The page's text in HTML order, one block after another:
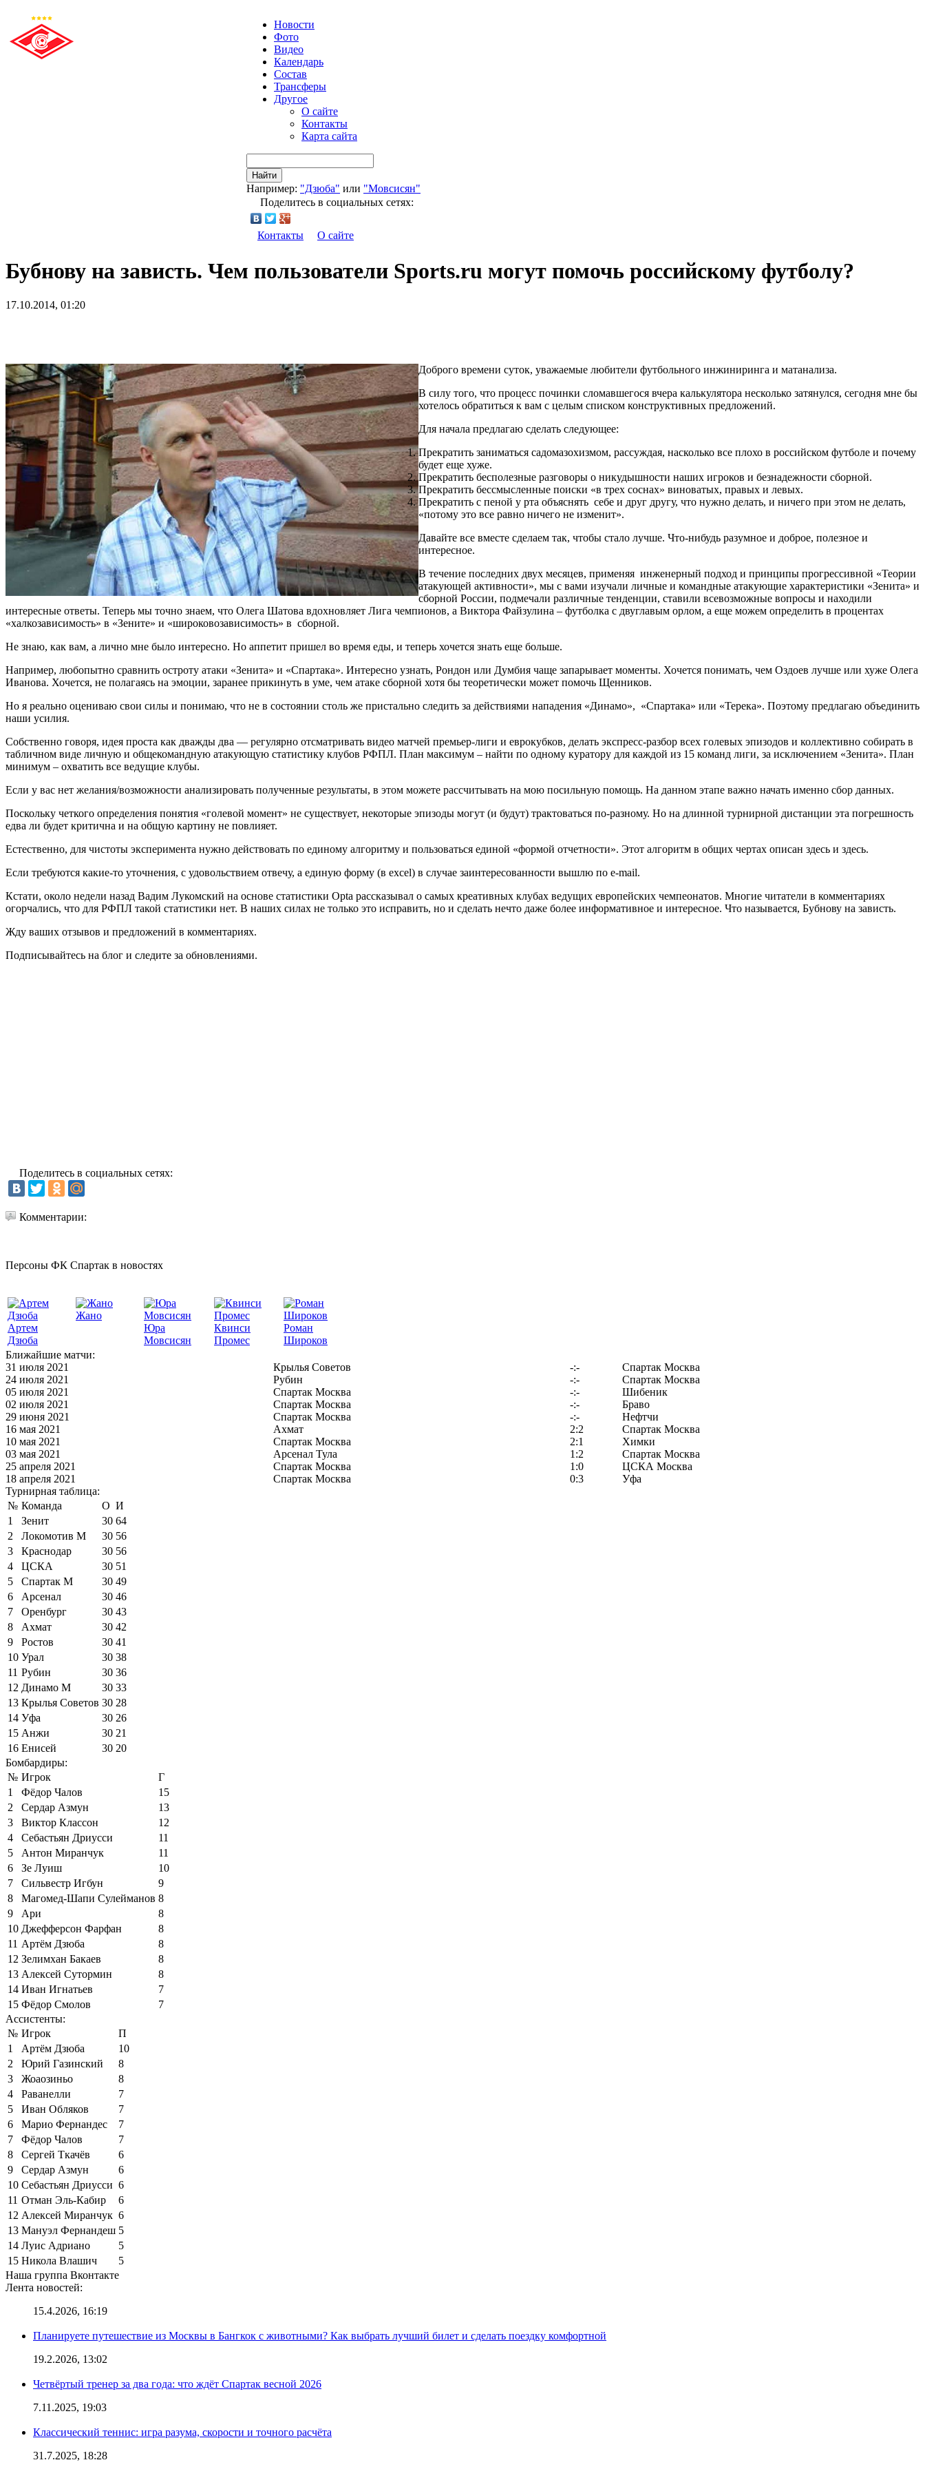
Новости
Фото
Видео
Календарь
Состав
Трансферы
Другое
О сайте
Контакты
Карта сайта
Найти
Например: "Дзюба" или "Мовсисян"
Поделитесь в социальных сетях:
Контакты О сайте
Бубнову на зависть. Чем пользователи Sports.ru могут помочь российскому футболу?
17.10.2014, 01:20
Доброго времени суток, уважаемые любители футбольного инжиниринга и матанализа.
В силу того, что процесс починки сломавшегося вчера калькулятора несколько затянулся, сегодня мне бы
хотелось обратиться к вам с целым списком конструктивных предложений.
Для начала предлагаю сделать следующее:
Прекратить заниматься садомазохизмом, рассуждая, насколько все плохо в российском футболе и почему
будет еще хуже.
Прекратить бесполезные разговоры о никудышности наших игроков и безнадежности сборной.
Прекратить бессмысленные поиски «в трех соснах» виноватых, правых и левых.
Прекратить с пеной у рта объяснять себе и друг другу, что нужно делать, и ничего при этом не делать,
«потому это все равно ничего не изменит».
Давайте все вместе сделаем так, чтобы стало лучше. Что-нибудь разумное и доброе, полезное и
интересное.
В течение последних двух месяцев, применяя инженерный подход и принципы прогрессивной «Теории
атакующей активности», мы с вами изучали личные и командные атакующие характеристики «Зенита» и
сборной России, подмечали различные тенденции, ставили всевозможные вопросы и находили
интересные ответы. Теперь мы точно знаем, что Олега Шатова вдохновляет Лига чемпионов, а Виктора Файзулина – футболка с двуглавым орлом, а еще можем определить в процентах
«халкозависимость» в «Зените» и «широковозависимость» в сборной.
Не знаю, как вам, а лично мне было интересно. Но аппетит пришел во время еды, и теперь хочется знать еще больше.
Например, любопытно сравнить остроту атаки «Зенита» и «Спартака». Интересно узнать, Рондон или Думбия чаще запарывает моменты. Хочется понимать, чем Оздоев лучше или хуже Олега
Иванова. Хочется, не полагаясь на эмоции, заранее прикинуть в уме, чем атаке сборной хотя бы теоретически может помочь Щенников.
Но я реально оцениваю свои силы и понимаю, что не в состоянии столь же пристально следить за действиями нападения «Динамо», «Спартака» или «Терека». Поэтому предлагаю объединить
наши усилия.
Собственно говоря, идея проста как дважды два — регулярно отсматривать видео матчей премьер-лиги и еврокубков, делать экспресс-разбор всех голевых эпизодов и коллективно собирать в
табличном виде личную и общекомандную атакующую статистику клубов РФПЛ. План максимум – найти по одному куратору для каждой из 15 команд лиги, за исключением «Зенита». План
минимум – охватить все ведущие клубы.
Если у вас нет желания/возможности анализировать полученные результаты, в этом можете рассчитывать на мою посильную помощь. На данном этапе важно начать именно сбор данных.
Поскольку четкого определения понятия «голевой момент» не существует, некоторые эпизоды могут (и будут) трактоваться по-разному. Но на длинной турнирной дистанции эта погрешность
едва ли будет критична и на общую картину не повлияет.
Естественно, для чистоты эксперимента нужно действовать по единому алгоритму и пользоваться единой «формой отчетности». Этот алгоритм в общих чертах описан здесь и здесь.
Если требуются какие-то уточнения, с удовольствием отвечу, а единую форму (в excel) в случае заинтересованности вышлю по e-mail.
Кстати, около недели назад Вадим Лукомский на основе статистики Opta рассказывал о самых креативных клубах ведущих европейских чемпеонатов. Многие читатели в комментариях
огорчались, что для РФПЛ такой статистики нет. В наших силах не только это исправить, но и сделать нечто даже более информативное и интересное. Что называется, Бубнову на зависть.
Жду ваших отзывов и предложений в комментариях.
Подписывайтесь на блог и следите за обновлениями.
Поделитесь в социальных сетях:
Комментарии:
Персоны ФК Спартак в новостях
Артем
Дзюба
Жано
Юра
Мовсисян
Квинси
Промес
Роман
Широков
Ближайшие матчи:
31 июля 2021
Крылья Советов -:-
Спартак Москва
24 июля 2021
Рубин -:-
Спартак Москва
05 июля 2021
Спартак Москва -:-
Шибеник
02 июля 2021
Спартак Москва -:-
Браво
29 июня 2021
Спартак Москва -:-
Нефтчи
16 мая 2021
Ахмат 2:2
Спартак Москва
10 мая 2021
Спартак Москва 2:1
Химки
03 мая 2021
Арсенал Тула 1:2
Спартак Москва
25 апреля 2021
Спартак Москва 1:0
ЦСКА Москва
18 апреля 2021
Спартак Москва 0:3
Уфа
Турнирная таблица:
№ Команда О И
1
Зенит 30 64
2
Локомотив М 30 56
3
Краснодар 30 56
4
ЦСКА 30 51
5
Спартак М 30 49
6
Арсенал 30 46
7
Оренбург 30 43
8
Ахмат 30 42
9
Ростов 30 41
10 Урал 30 38
11 Рубин 30 36
12 Динамо М 30 33
13 Крылья Советов 30 28
14 Уфа 30 26
15 Анжи 30 21
16 Енисей 30 20
Бомбардиры:
№ Игрок
Г
1
Фёдор Чалов
15
2
Сердар Азмун
13
3
Виктор Классон
12
4
Себастьян Дриусси
11
5
Антон Миранчук
11
6
Зе Луиш
10
7
Сильвестр Игбун
9
8
Магомед-Шапи Сулейманов 8
9
Ари
8
10 Джефферсон Фарфан
8
11 Артём Дзюба
8
12 Зелимхан Бакаев
8
13 Алексей Сутормин
8
14 Иван Игнатьев
7
15 Фёдор Смолов
7
Ассистенты:
№ Игрок
П
1
Артём Дзюба
10
2
Юрий Газинский
8
3
Жоаозиньо
8
4
Раванелли
7
5
Иван Обляков
7
6
Марио Фернандес
7
7
Фёдор Чалов
7
8
Сергей Ткачёв
6
9
Сердар Азмун
6
10 Себастьян Дриусси 6
11 Отман Эль-Кабир
6
12 Алексей Миранчук 6
13 Мануэл Фернандеш 5
14 Луис Адриано
5
15 Никола Влашич
5
Наша группа Вконтакте
Лента новостей:
15.4.2026, 16:19
Планируете путешествие из Москвы в Бангкок с животными? Как выбрать лучший билет и сделать поездку комфортной
19.2.2026, 13:02
Четвёртый тренер за два года: что ждёт Спартак весной 2026
7.11.2025, 19:03
Классический теннис: игра разума, скорости и точного расчёта
31.7.2025, 18:28